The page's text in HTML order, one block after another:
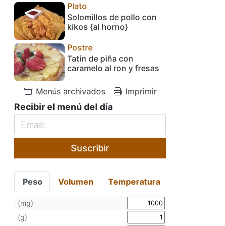
Plato
Solomillos de pollo con
kikos {al horno}
Postre
Tatín de piña con
caramelo al ron y fresas
Menús archivados Imprimir
Recibir el menú del día
Suscribir
Peso Volumen Temperatura
(mg)
(g)